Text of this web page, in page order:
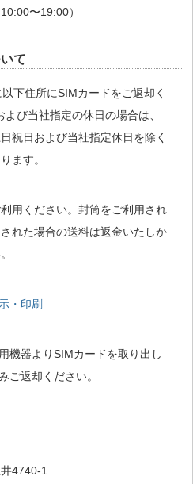
〜19:00）
て
下住所にSIMカードをご返却く
び当社指定の休日の場合は、
祝日および当社指定休日を除く
ます。
用ください。封筒をご利用され
れた場合の送料は返金いたしか
・印刷
機器よりSIMカードを取り出し
ご返却ください。
4740-1